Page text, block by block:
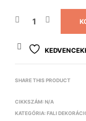
SHARE THIS PRODUCT
CIKKSZÁM: N/A
KATEGÓRIA: FALI